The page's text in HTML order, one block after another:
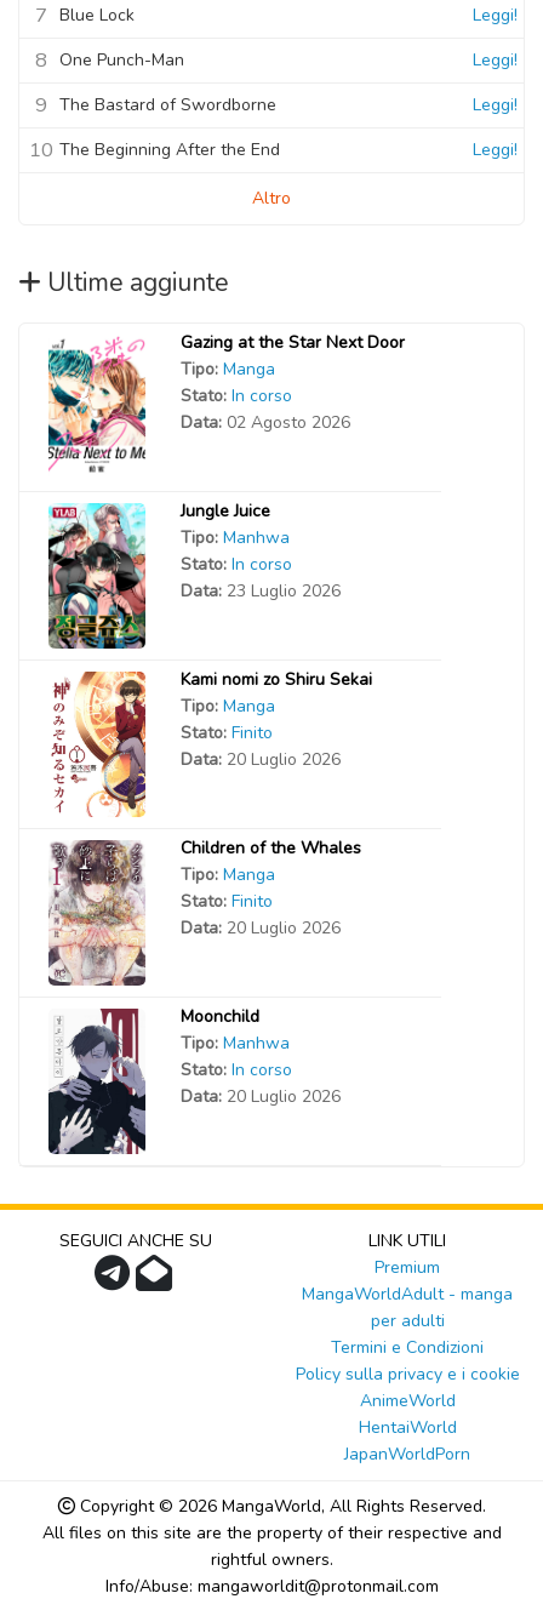
7 Blue Lock Leggi!
8 One Punch-Man Leggi!
9 The Bastard of Swordborne Leggi!
10 The Beginning After the End Leggi!
Altro
Ultime aggiunte
Gazing at the Star Next Door
Tipo: Manga
Stato: In corso
Data: 02 Agosto 2026
Jungle Juice
Tipo: Manhwa
Stato: In corso
Data: 23 Luglio 2026
Kami nomi zo Shiru Sekai
Tipo: Manga
Stato: Finito
Data: 20 Luglio 2026
Children of the Whales
Tipo: Manga
Stato: Finito
Data: 20 Luglio 2026
Moonchild
Tipo: Manhwa
Stato: In corso
Data: 20 Luglio 2026
SEGUICI ANCHE SU
LINK UTILI
Premium
MangaWorldAdult - manga
per adulti
Termini e Condizioni
Policy sulla privacy e i cookie
AnimeWorld
HentaiWorld
JapanWorldPorn
Copyright © 2026 MangaWorld, All Rights Reserved.
All files on this site are the property of their respective and
rightful owners.
Info/Abuse: mangaworldit@protonmail.com